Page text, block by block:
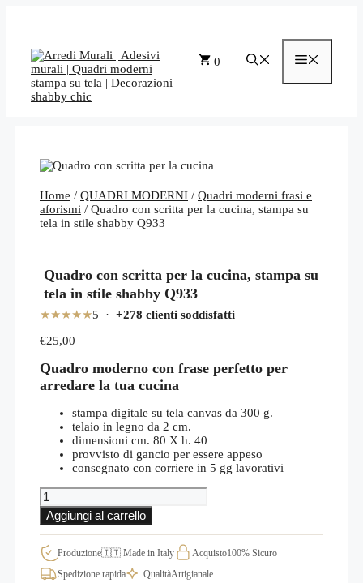
0
Home / QUADRI MODERNI / Quadri moderni frasi e
aforismi / Quadro con scritta per la cucina, stampa su
tela in stile shabby Q933
Quadro con scritta per la cucina, stampa su
tela in stile shabby Q933
★★★★★5 · +278 clienti soddisfatti
€25,00
Quadro moderno con frase perfetto per
arredare la tua cucina
stampa digitale su tela canvas da 300 g.
telaio in legno da 2 cm.
dimensioni cm. 80 X h. 40
provvisto di gancio per essere appeso
consegnato con corriere in 5 gg lavorativi
Quadro
con
scritta
per
la
cucina,
stampa
Aggiungi al carrello
Produzione🇮🇹 Made in Italy Acquisto100% Sicuro
Spedizione rapida
QualitàArtigianale